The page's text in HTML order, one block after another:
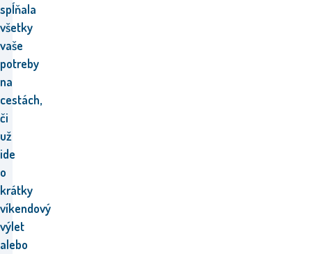
spĺňala
všetky
vaše
potreby
na
cestách,
či
už
ide
o
krátky
víkendový
výlet
alebo